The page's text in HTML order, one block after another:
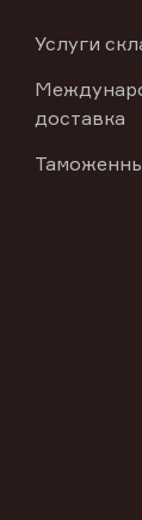
Услуги
доставка